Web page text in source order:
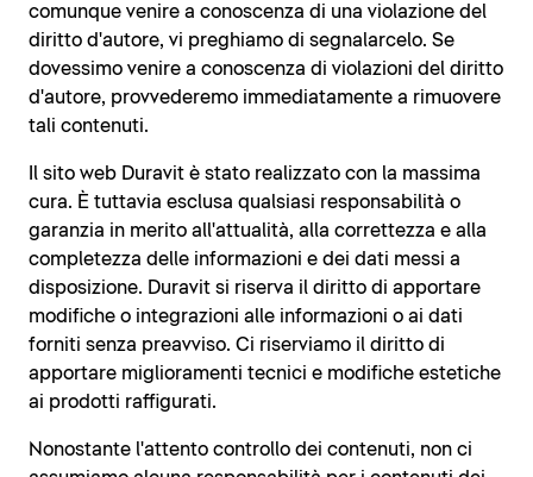
comunque venire a conoscenza di una violazione del
diritto d'autore, vi preghiamo di segnalarcelo. Se
dovessimo venire a conoscenza di violazioni del diritto
d'autore, provvederemo immediatamente a rimuovere
tali contenuti.
Il sito web Duravit è stato realizzato con la massima
cura. È tuttavia esclusa qualsiasi responsabilità o
garanzia in merito all'attualità, alla correttezza e alla
completezza delle informazioni e dei dati messi a
disposizione. Duravit si riserva il diritto di apportare
modifiche o integrazioni alle informazioni o ai dati
forniti senza preavviso. Ci riserviamo il diritto di
apportare miglioramenti tecnici e modifiche estetiche
ai prodotti raffigurati.
Nonostante l'attento controllo dei contenuti, non ci